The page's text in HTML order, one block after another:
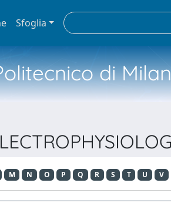
Sfoglia
di
M N O P Q R S T U V